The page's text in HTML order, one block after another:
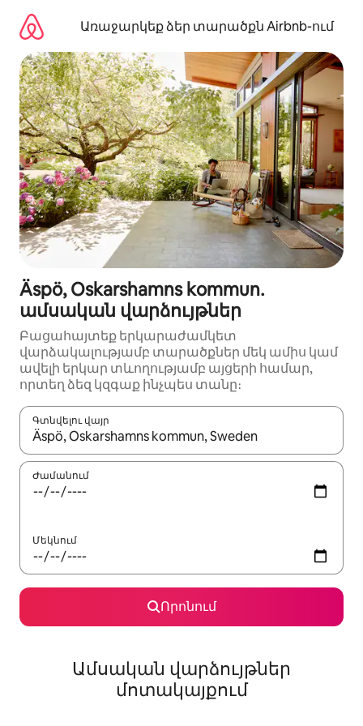
բովանդակությանըԱռաջարկեք ձեր տարածքն Airbnb-ում
Äspö, Oskarshamns kommun․
ամսական վարձույթներ
Բացահայտեք երկարաժամկետ
վարձակալությամբ տարածքներ մեկ ամիս կամ
ավելի երկար տևողությամբ այցերի համար,
որտեղ ձեզ կզգաք ինչպես տանը։
Գտնվելու վայր
Երբ արդյունքները հասանելի լինեն, սլաքների
Ժամանում
Մեկնում
Որոնում
Ամսական վարձույթներ
մոտակայքում